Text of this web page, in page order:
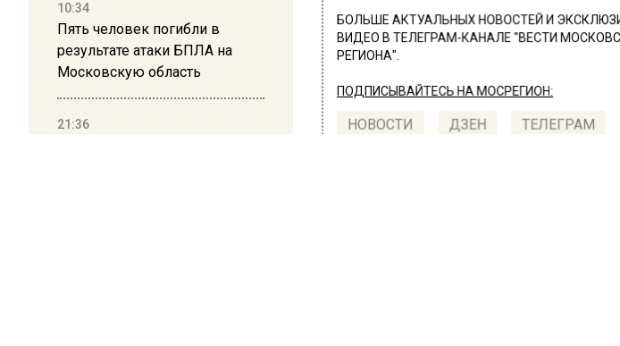
10:34
Пять человек погибли в
результате атаки БПЛА на
Московскую область
21:36
БОЛЬШЕ АКТУАЛЬНЫХ НОВОСТЕЙ И
ВИДЕО В ТЕЛЕГРАМ-КАНАЛЕ "ВЕСТИ
РЕГИОНА".
ПОДПИСЫВАЙТЕСЬ НА МОСРЕГИОН:
НОВОСТИ ДЗЕН ТЕЛЕГРАМ